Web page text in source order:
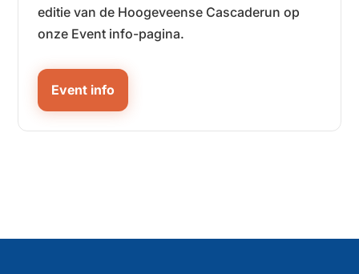
editie van de Hoogeveense Cascaderun op
onze Event info-pagina.
Event info